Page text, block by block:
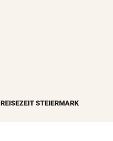
REISEZEIT STEIERMARK